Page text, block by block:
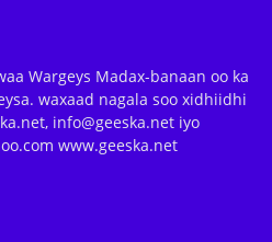
Wargeys Madax-banaan oo ka
waxaad nagala soo xidhiidhi
info@geeska.net iyo
www.geeska.net